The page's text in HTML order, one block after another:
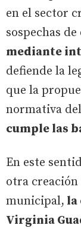
en el sector
sospechas de
mediante
defiende la
que la
normativa
cumple las
En este
otra
municipal, la
Virginia